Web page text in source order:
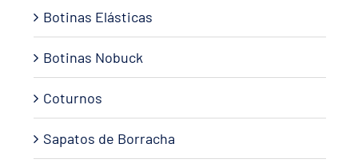
Botinas Elásticas
Botinas Nobuck
Coturnos
Sapatos de Borracha